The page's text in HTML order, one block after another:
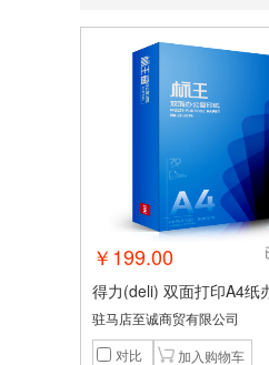
￥199.00
得力(deli) 双面打印A4纸
装订纸铂锐复印纸 标王
70g-5包一箱(包装蓝)
驻马店至诚商贸有限公司
对比